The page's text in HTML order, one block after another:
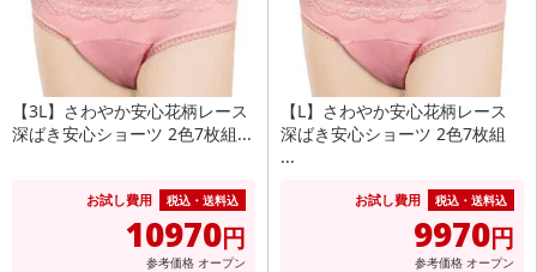
【3L】さわやか安心花柄レース
深ばき安心ショーツ 2色7枚組...
お試し費用 税込・送料込
10970円
参考価格 オープン
【L】さわやか安心花柄レース
深ばき安心ショーツ 2色7枚組
...
お試し費用 税込・送料込
9970円
参考価格 オープン